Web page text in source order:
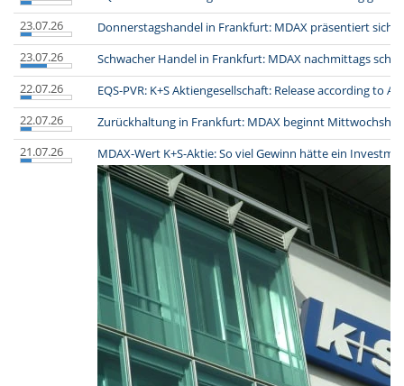
23.07.26
Donnerstagshandel in Frankfurt: MDAX präsentiert sich
23.07.26
Schwacher Handel in Frankfurt: MDAX nachmittags
22.07.26
EQS-PVR: K+S Aktiengesellschaft: Release according
22.07.26
Zurückhaltung in Frankfurt: MDAX beginnt
21.07.26
MDAX-Wert K+S-Aktie: So viel Gewinn hätte ein